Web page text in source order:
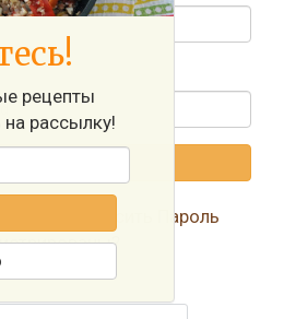
Сбросить Пароль
рецепты
рассылку!